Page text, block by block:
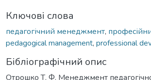
Ключові слова
педагогічний менеджмент,
pedagogical management, professional
Бібліографічний опис
Отрошко Т. Ф. Менеджмент